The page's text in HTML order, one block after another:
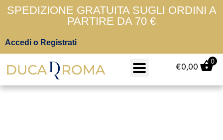
SPEDIZIONE GRATUITA SUGLI ORDINI A
PARTIRE DA 70 €
Accedi o Registrati
€0,00
0